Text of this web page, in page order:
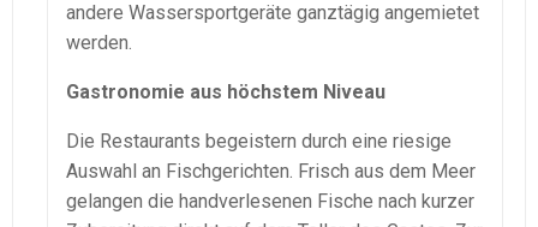
andere Wassersportgeräte ganztägig angemietet
werden.
Gastronomie aus höchstem Niveau
Die Restaurants begeistern durch eine riesige
Auswahl an Fischgerichten. Frisch aus dem Meer
gelangen die handverlesenen Fische nach kurzer